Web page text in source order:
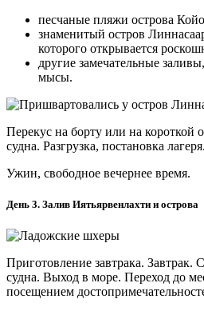
песчаные пляжи острова
знаменитый остров
которого открывается
другие замечательные
мысы.
Перекус на борту или на короткой
судна. Разгрузка, постановка лагеря.
Ужин, свободное вечернее время.
День 3. Залив Иятьярвенлахти и острова
Приготовление завтрака. Завтрак.
судна. Выход в море. Переход до
посещением